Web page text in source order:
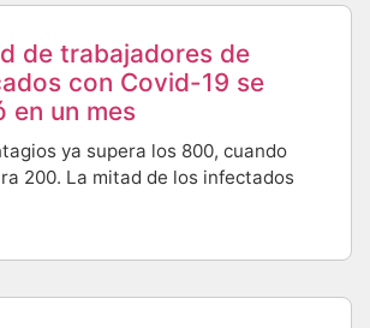
de trabajadores de
con Covid-19 se
en un mes
ya supera los 800, cuando
200. La mitad de los infectados